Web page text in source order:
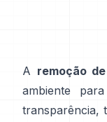
A remoção
ambiente
transparência,